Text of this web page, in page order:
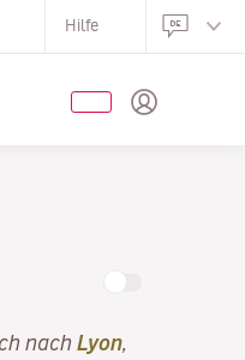
Hilfe
nach Lyon